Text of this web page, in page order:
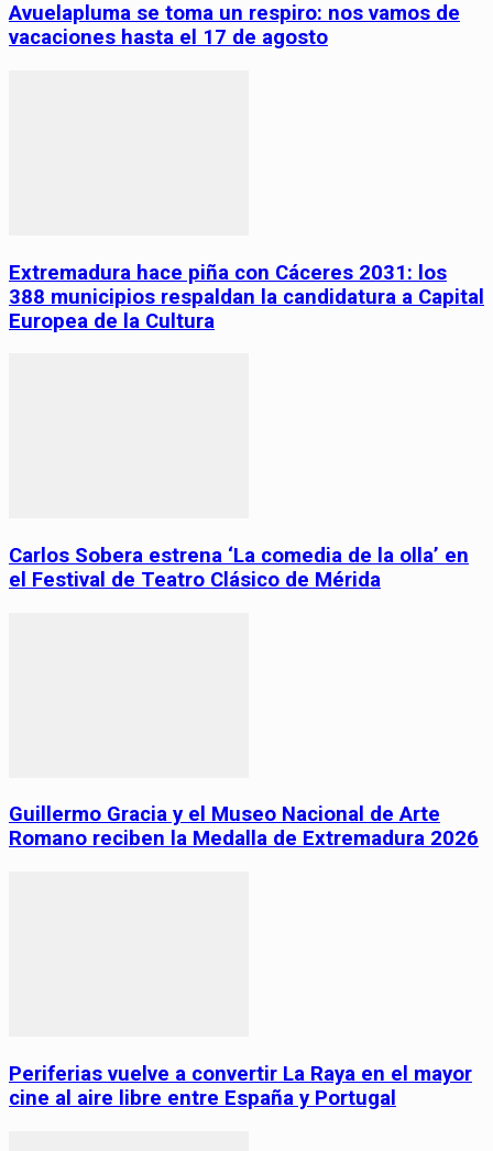
Avuelapluma se toma un respiro: nos vamos de
vacaciones hasta el 17 de agosto
Extremadura hace piña con Cáceres 2031: los
388 municipios respaldan la candidatura a Capital
Europea de la Cultura
Carlos Sobera estrena ‘La comedia de la olla’ en
el Festival de Teatro Clásico de Mérida
Guillermo Gracia y el Museo Nacional de Arte
Romano reciben la Medalla de Extremadura 2026
Periferias vuelve a convertir La Raya en el mayor
cine al aire libre entre España y Portugal